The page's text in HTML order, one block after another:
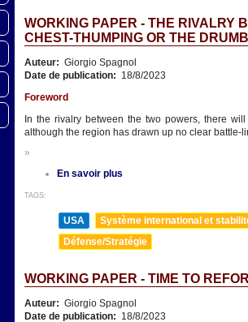
WORKING PAPER - THE RIVALRY
CHEST-THUMPING OR THE
Auteur: Giorgio Spagnol
Date de publication: 18/8/2023
Foreword
In the rivalry between the two powers, there
although the region has drawn up no clear battle-
»
En savoir plus
TAGS:
USA Système international et
Défense/Stratégie
WORKING PAPER - TIME TO
Auteur: Giorgio Spagnol
Date de publication: 18/8/2023